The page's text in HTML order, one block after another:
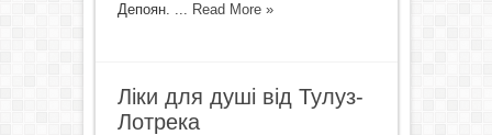
Депоян. ... Read More »
Ліки для душі від Тулуз-
Лотрека